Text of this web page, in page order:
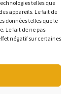
telles que
appareils. Le fait de
données telles que le
Le fait de ne pas
négatif sur certaines